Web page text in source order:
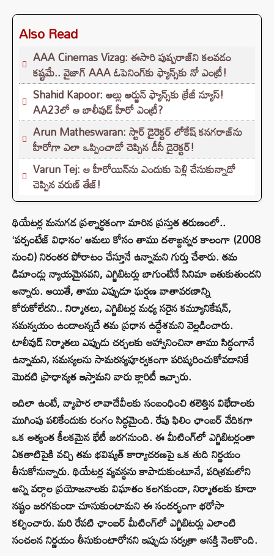
Also Read
AAA Cinemas Vizag: ఈసారి పుష్పరాజ్‌ని కలవడం
కష్టమే.. వైజాగ్ AAA ఓపెనింగ్‌కు ఫ్యాన్స్‌కు నో ఎంట్రీ!
Shahid Kapoor: అల్లు అర్జున్ ఫ్యాన్స్‌కు క్రేజీ న్యూస్!
AA23లో ఆ బాలీవుడ్ హీరో ఎంట్రీ?
Arun Matheswaran: స్టార్ డైరెక్టర్ లోకేష్ కనగరాజ్‌ను
హీరోగా ఎలా ఒప్పించాడో చెప్పిన డీసీ డైరెక్టర్!
Varun Tej: ఆ హీరోయిన్‌ను ఎందుకు పెళ్లి చేసుకున్నాడో
చెప్పిన వరుణ్ తేజ్!
థియేటర్ల మనుగడ ప్రశ్నార్థకంగా మారిన ప్రస్తుత తరుణంలో..
‘పర్సంటేజ్ విధానం’ అమలు కోసం తాము దశాబ్దన్నర కాలంగా (2008
నుంచి) నిరంతర పోరాటం చేస్తూనే ఉన్నామని గుర్తు చేశారు. తమ
డిమాండ్లు న్యాయమైనవని, ఎగ్జిబిటర్లు బాగుంటేనే సినిమా బతుకుతుందని
అన్నారు. అయితే, తాము ఎప్పుడూ ఘర్షణ వాతావరణాన్ని
కోరుకోలేదని.. నిర్మాతలు, ఎగ్జిబిటర్ల మధ్య సరైన కమ్యూనికేషన్,
సమన్వయం ఉండాలన్నదే తమ ప్రధాన ఉద్దేశమని వెల్లడించారు.
టాలీవుడ్ నిర్మాతలు ఎప్పుడు చర్చలకు ఆహ్వానించినా తాము సిద్ధంగానే
ఉన్నామని, సమస్యలను సామరస్యపూర్వకంగా పరిష్కరించుకోవడానికే
మొదటి ప్రాధాన్యత ఇస్తామని వారు క్లారిటీ ఇచ్చారు.
ఇదిలా ఉంటే, వ్యాపార లావాదేవీలకు సంబంధించి తలెత్తిన విభేదాలకు
ముగింపు పలికేందుకు రంగం సిద్ధమైంది. రేపు ఫిలిం ఛాంబర్ వేదికగా
ఒక అత్యంత కీలకమైన భేటీ జరగనుంది. ఈ మీటింగ్‌లో ఎగ్జిబిటర్లంతా
ఏకతాటిపైకి వచ్చి తమ భవిష్యత్ కార్యాచరణపై ఒక తుది నిర్ణయం
తీసుకోనున్నారు. థియేటర్ల వ్యవస్థను కాపాడుకుంటూనే, పరిశ్రమలోని
అన్ని వర్గాల ప్రయోజనాలకు విఘాతం కలగకుండా, నిర్మాతలకు కూడా
నష్టం జరగకుండా చూసుకుంటామని ఈ సందర్భంగా భరోసా
కల్పించారు. మరి రేపటి ఛాంబర్ మీటింగ్‌లో ఎగ్జిబిటర్లు ఎలాంటి
సంచలన నిర్ణయం తీసుకుంటారోనని ఇప్పుడు సర్వత్రా ఆసక్తి నెలకొంది.